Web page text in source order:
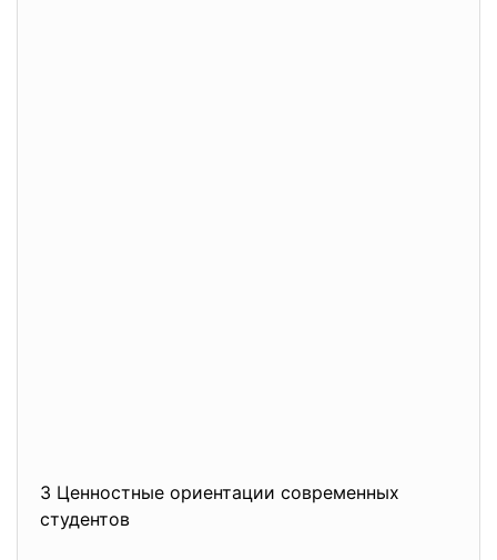
3 Ценностные ориентации современных
студентов